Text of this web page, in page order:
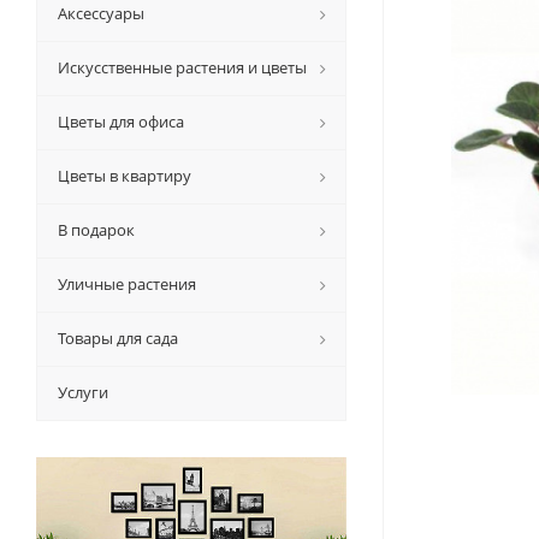
Аксессуары
Искусственные растения и цветы
Цветы для офиса
Цветы в квартиру
В подарок
Уличные растения
Товары для сада
Услуги